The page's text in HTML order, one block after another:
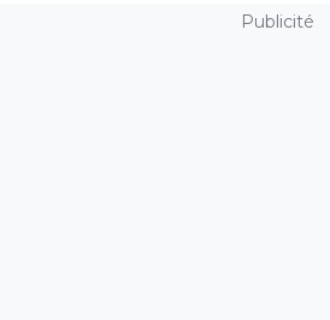
Publicité